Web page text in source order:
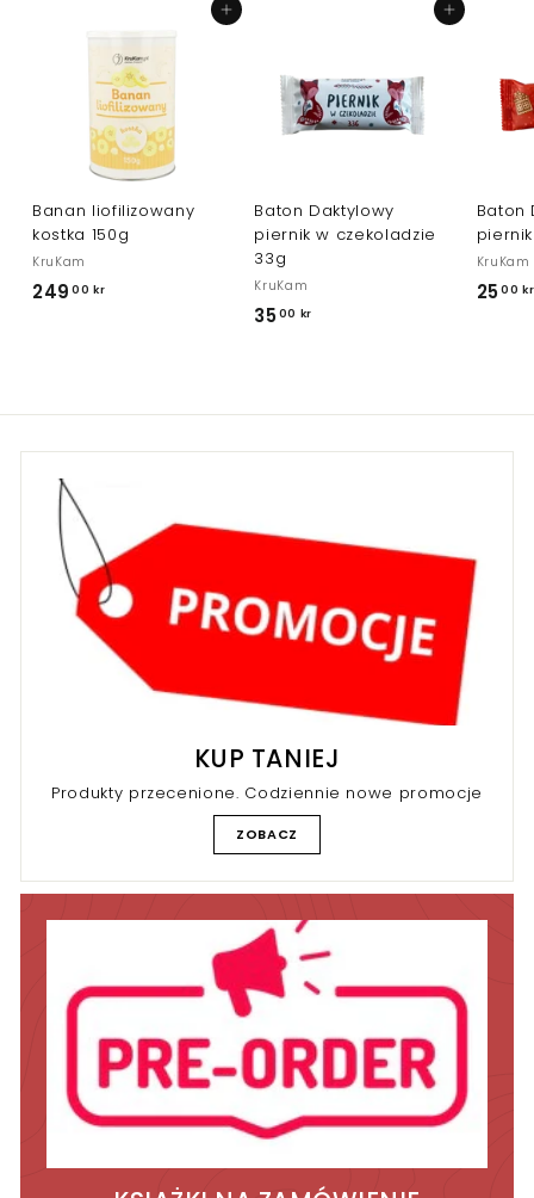
Dodaj do koszyka
Banan liofilizowany
kostka 150g
KruKam
249 00 kr
Dodaj do koszyka
Baton Daktylowy
piernik w czekoladzie
33g
KruKam
3500 kr
k
Baton
KruKam
2500 kr
KUP TANIEJ
Produkty przecenione. Codziennie nowe promocje
ZOBACZ